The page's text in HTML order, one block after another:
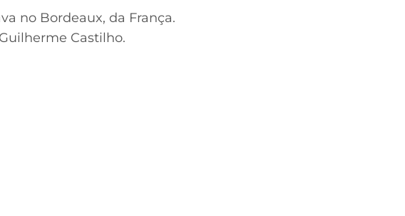
no Bordeaux, da França.
Castilho.